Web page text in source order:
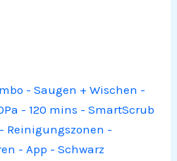
- Saugen + Wischen -
- 120 mins - SmartScrub
Reinigungszonen -
- App - Schwarz